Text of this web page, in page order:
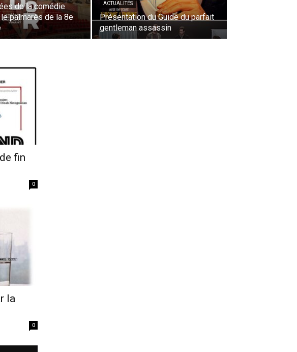
de la comédie
palmarès de la 8e
ACTUALITÉS
Présentation du Guide du parfait
gentleman assassin
fin
0
la
0